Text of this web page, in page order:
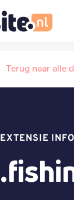
Terug naar alle
EXTENSIE